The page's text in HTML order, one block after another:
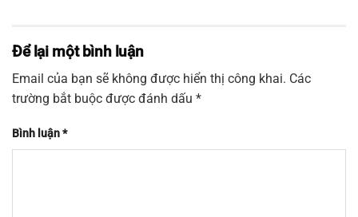
Để lại một bình luận
Email của bạn sẽ không được hiển thị công khai. Các
trường bắt buộc được đánh dấu *
Bình luận*